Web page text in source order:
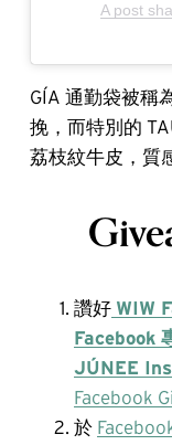
A post
GÍA 通勤袋被稱
挽，而特別的
荔枝紋牛皮，質
讚好 WIW
Facebook
JÚNEE
Facebook
於